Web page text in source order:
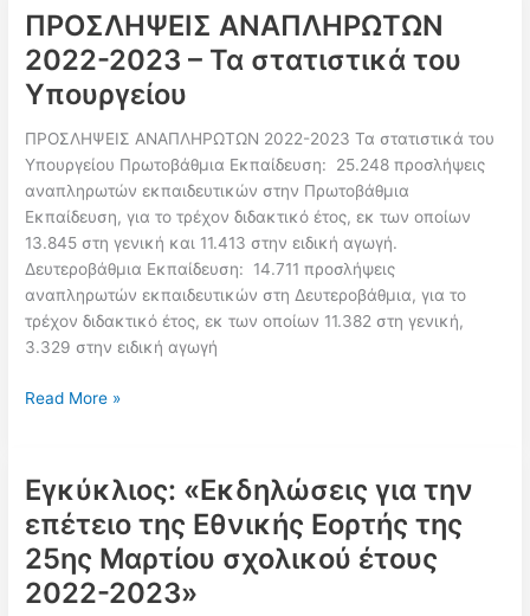
2022-
2023
μέχρι
τώρα!
ΠΡΟΣΛΗΨΕΙΣ ΑΝΑΠΛΗΡΩΤΩΝ
2022-2023 – Τα στατιστικά του
Υπουργείου
ΠΡΟΣΛΗΨΕΙΣ ΑΝΑΠΛΗΡΩΤΩΝ 2022-2023 Τα στατιστικά του
Υπουργείου Πρωτοβάθμια Εκπαίδευση: 25.248 προσλήψεις
αναπληρωτών εκπαιδευτικών στην Πρωτοβάθμια
Εκπαίδευση, για το τρέχον διδακτικό έτος, εκ των οποίων
13.845 στη γενική και 11.413 στην ειδική αγωγή.
Δευτεροβάθμια Εκπαίδευση: 14.711 προσλήψεις
αναπληρωτών εκπαιδευτικών στη Δευτεροβάθμια, για το
τρέχον διδακτικό έτος, εκ των οποίων 11.382 στη γενική,
3.329 στην ειδική αγωγή
ΠΡΟΣΛΗΨΕΙΣ
2023
–
Τα
στατιστικά
του
Υπουργείου
Read More »
Εγκύκλιος: «Εκδηλώσεις για την
επέτειο της Εθνικής Εορτής της
25ης Μαρτίου σχολικού έτους
2022-2023»